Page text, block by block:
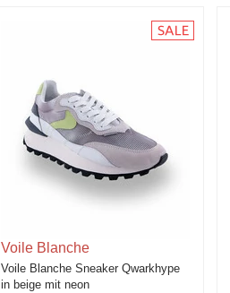
Voile Blanche
Voile Blanche Sneaker Qwarkhype
in beige mit neon